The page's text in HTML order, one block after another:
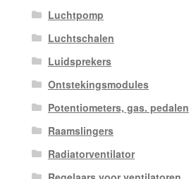
Luchtpomp
Luchtschalen
Luidsprekers
Ontstekingsmodules
Potentiometers, gas. pedalen
Raamslingers
Radiatorventilator